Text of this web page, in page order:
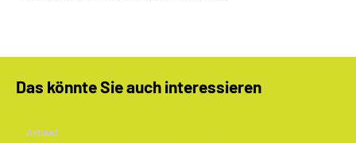
Das könnte Sie auch interessieren
Artikel